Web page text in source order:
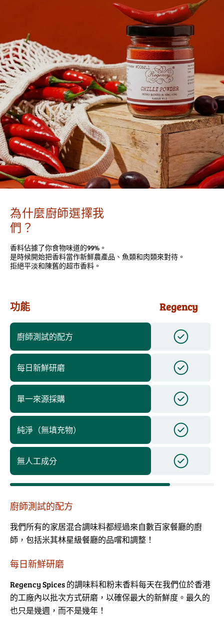
為什麼廚師選擇我
們？
香料佔據了你食物味道的99%。
是時候開始把香料當作新鮮農產品、魚類和肉類來對待。
拒絕平淡和陳舊的超市香料。
功能 Regency
廚師測試的配方
每日新鮮研磨
單一來源採購
純淨（無填充物）
無人工成分
廚師測試的配方
我們所有的家居混合調味料都經過來自數百家餐廳的廚
師，包括米其林星級餐廳的品嚐和調整！
每日新鮮研磨
Regency Spices 的調味料和粉末香料每天在我們位於香港
的工廠內以批次方式研磨，以確保最大的新鮮度。最久的
也只是幾週，而不是幾年！